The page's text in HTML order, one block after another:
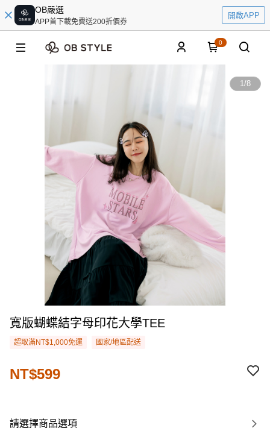
OB嚴選
APP首下載免費送200折價券
開啟APP
0
1/8
寬版蝴蝶結字母印花大學TEE
超取滿NT$1,000免運 國家/地區配送
NT$599
請選擇商品選項